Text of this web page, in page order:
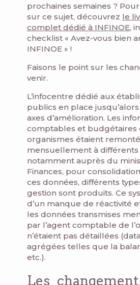
prochaines semaines ?
sur ce sujet, découvrez le
complet dédié à INFINOE,
checklist « Avez-vous bien
INFINOE » !
Faisons le point sur les
venir.
L’infocentre dédié aux
publics en place
axes d’amélioration. Les
comptables et budgétaires
organismes étaient
mensuellement à différents
notamment auprès du
Finances, pour
ces données, différents
gestion sont produits. Ce
d’un manque de réactivité
les données transmises
par l’agent comptable de
n’étaient pas détaillées
agrégées telles que la
etc.).
Les